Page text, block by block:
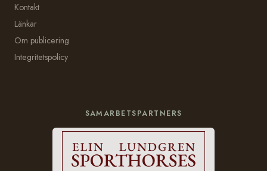
Kontakt
Länkar
Om publicering
Integritetspolicy
SAMARBETSPARTNERS